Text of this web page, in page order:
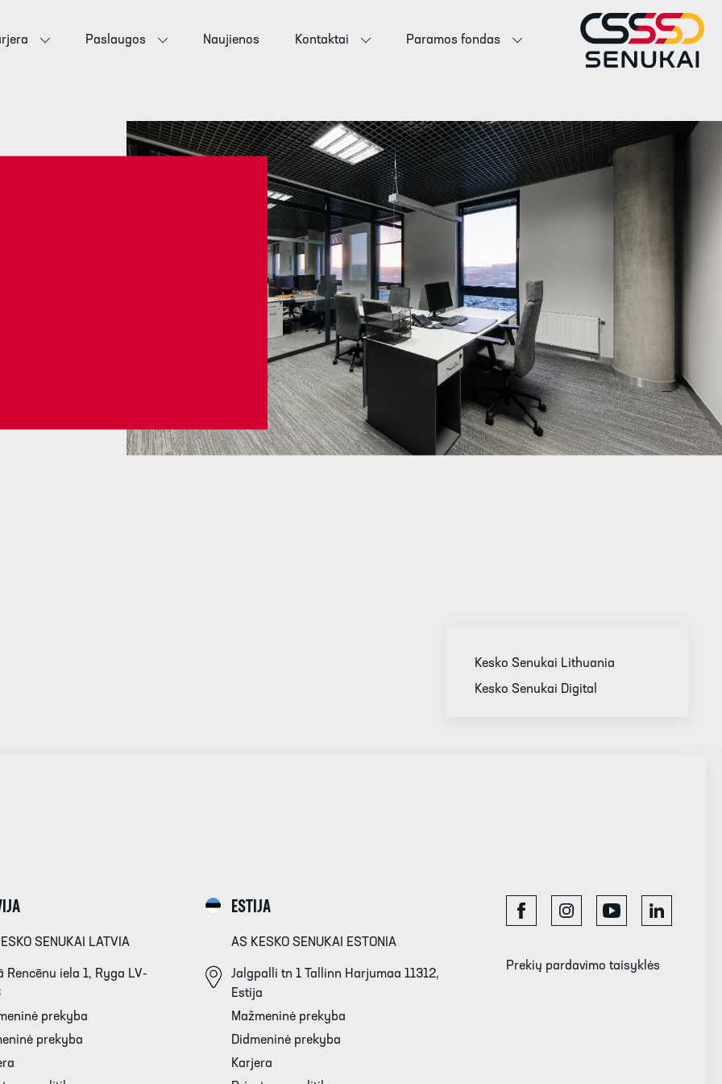
Paslaugos Naujienos Kontaktai Paramos fondas
Kesko Senukai Lithuania
Kesko Senukai Digital
SENUKAI LATVIA
Rencēnu iela 1, Ryga LV-
prekyba
prekyba
ESTIJA
AS KESKO SENUKAI ESTONIA
Jalgpalli tn 1 Tallinn Harjumaa 11312,
Estija
Mažmeninė prekyba
Didmeninė prekyba
Karjera
Prekių pardavimo taisyklės